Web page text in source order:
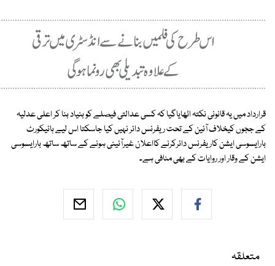
قرارداد میں یہ قانونی نکتہ اٹھایاگیا کہ کسی عدالتی فیصلے کو بنیاد بنا کر اعلی عدلیہ
کے ججوں کیخلاف آئین کے تحت ریفرنس دائر نہیں کیا جاسکتا اس لیے ہائیکورٹ
بارایسوسی ایشن کاریفرنس دائرکرنے کااعلان غیرآئینی ہونے کے ساتھ ساتھ بارایسوسی
ایشن کے وقار اور روایات کے بھی منافی ہے۔
متعلقہ